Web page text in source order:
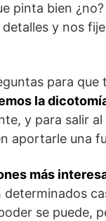
pinta bien
y nos
para que
la
y para salir
aportarle una
más
determinados
se puede,